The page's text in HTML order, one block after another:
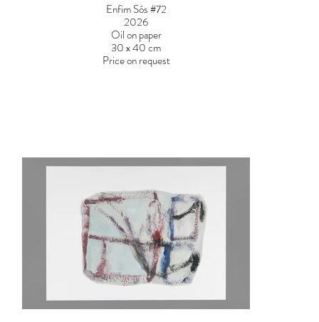
Enfim Sós #72
2026
Oil on paper
30 x 40 cm
Price on request